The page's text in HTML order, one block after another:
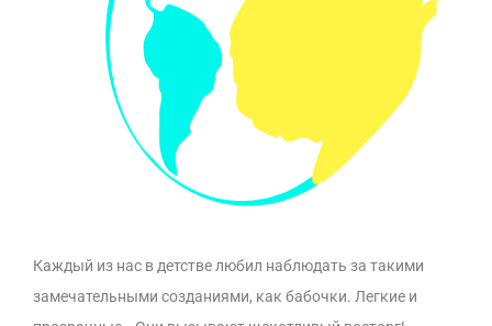
Каждый из нас в детстве любил наблюдать за такими
замечательными созданиями, как бабочки. Легкие и